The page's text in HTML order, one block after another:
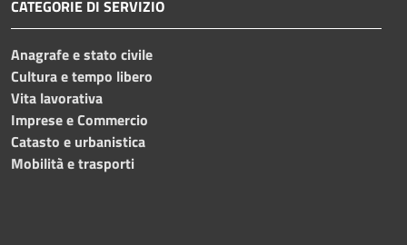
CATEGORIE DI SERVIZIO
Anagrafe e stato civile
Cultura e tempo libero
Vita lavorativa
Imprese e Commercio
Catasto e urbanistica
Mobilità e trasporti